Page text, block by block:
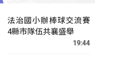
法治國小辦棒球交流賽
4縣市隊伍共襄盛舉
19:44